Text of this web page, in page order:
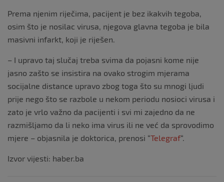
Prema njenim riječima, pacijent je bez ikakvih tegoba,
osim što je nosilac virusa, njegova glavna tegoba je bila
masivni infarkt, koji je riješen.
– I upravo taj slučaj treba svima da pojasni kome nije
jasno zašto se insistira na ovako strogim mjerama
socijalne distance upravo zbog toga što su mnogi ljudi
prije nego što se razbole u nekom periodu nosioci virusa i
zato je vrlo važno da pacijenti i svi mi zajedno da ne
razmišljamo da li neko ima virus ili ne već da sprovodimo
mjere – objasnila je doktorica, prenosi “Telegraf“.
Izvor vijesti: haber.ba